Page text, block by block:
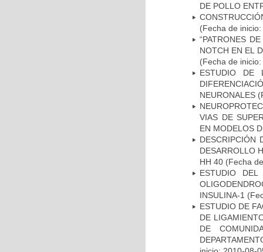
DE POLLO
(Fecha de
“PATRONES
NOTCH EN EL
(Fecha de
ESTUDIO DE
NEURONALES
VIAS DE
EN MODELOS
DESCRIPCIÓN
DESARROLLO
HH 40 (Fecha
ESTUDIO
INSULINA-1
ESTUDIO DE
DE
DE